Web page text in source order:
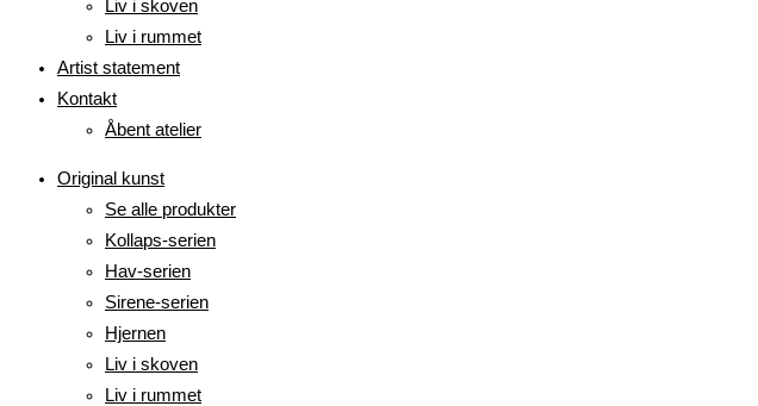
Liv i skoven
Liv i rummet
Artist statement
Kontakt
Åbent atelier
Original kunst
Se alle produkter
Kollaps-serien
Hav-serien
Sirene-serien
Hjernen
Liv i skoven
Liv i rummet